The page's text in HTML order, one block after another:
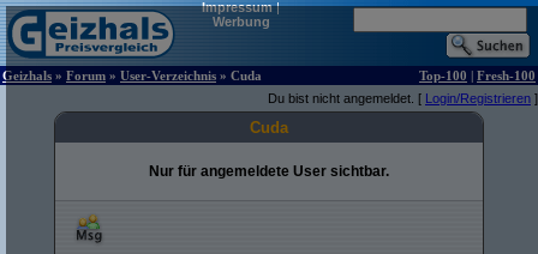
Impressum|
Werbung
Geizhals » Forum » User-Verzeichnis » Cuda Top-100 | Fresh-100
Du bist nicht angemeldet. [ Login/Registrieren ]
Cuda
Nur für angemeldete User sichtbar.